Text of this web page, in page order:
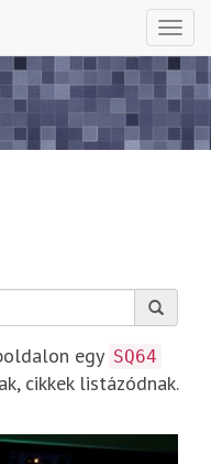
egy SQ64
cikkek listázódnak.